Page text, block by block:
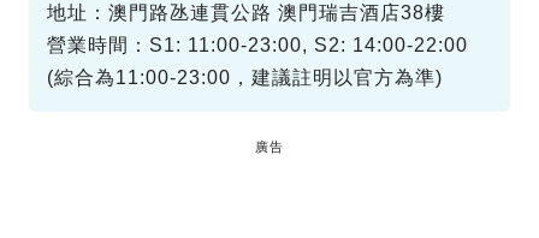
地址：澳門路氹連貫公路 澳門瑞吉酒店38樓
營業時間：S1: 11:00-23:00, S2: 14:00-22:00
(綜合為11:00-23:00，建議註明以官方為準)
廣告